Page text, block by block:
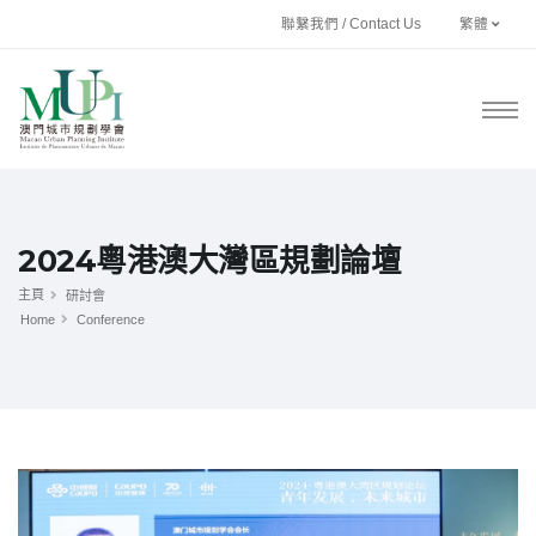
聯繫我們 / Contact Us 繁體
2024粵港澳大灣區規劃論壇
主頁
研討會
Home
Conference